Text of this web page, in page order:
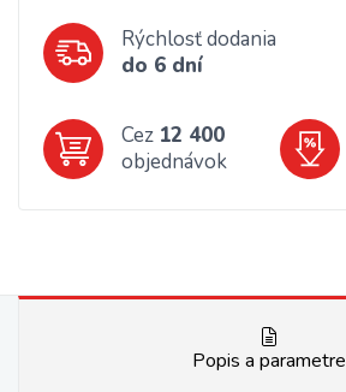
Rýchlosť dodania
do 6 dní
Cez 12 400
objednávok
Popis a parametre